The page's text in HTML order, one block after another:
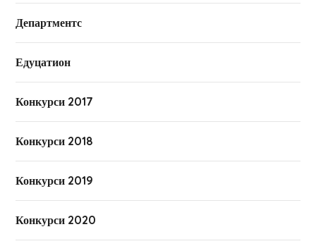
Департментс
Едуцатион
Конкурси 2017
Конкурси 2018
Конкурси 2019
Конкурси 2020